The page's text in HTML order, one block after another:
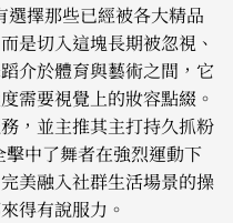
擇那些已經被各大精品
是切入這塊長期被忽視、
介於體育與藝術之間，它
需要視覺上的妝容點綴。
，並主推其主打持久抓粉
中了舞者在強烈運動下
美融入社群生活場景的操
得有說服力。